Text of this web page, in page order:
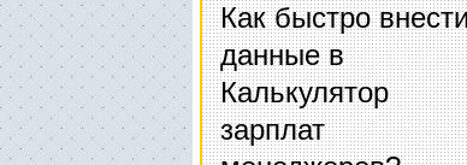
Как быстро внести
данные в
Калькулятор
зарплат